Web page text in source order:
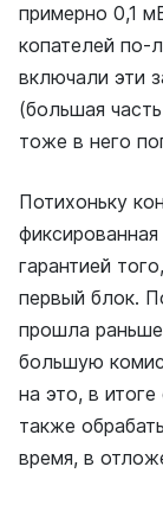
примерно 0,1
копателей по-
включали эти
(большая
тоже в него
Потихоньку
гарантией
первый блок.
прошла
большую
на это, в
также
время, в